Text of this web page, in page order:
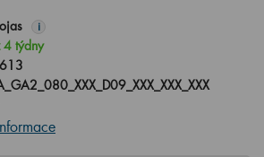
i
týdny